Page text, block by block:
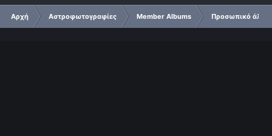
Αρχή Αστροφωτογραφίες Member Albums Προσωπικό